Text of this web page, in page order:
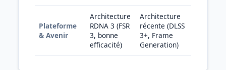
Plateforme
& Avenir
Architecture
RDNA 3 (FSR
3, bonne
efficacité)
Architecture
récente (DLSS
3+, Frame
Generation)